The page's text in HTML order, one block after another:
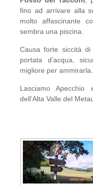
fino ad arrivare alla
molto affascinante
sembra una piscina.
Causa forte siccità
portata d’acqua,
migliore per ammirarla.
Lasciamo
dell’Alta Valle del